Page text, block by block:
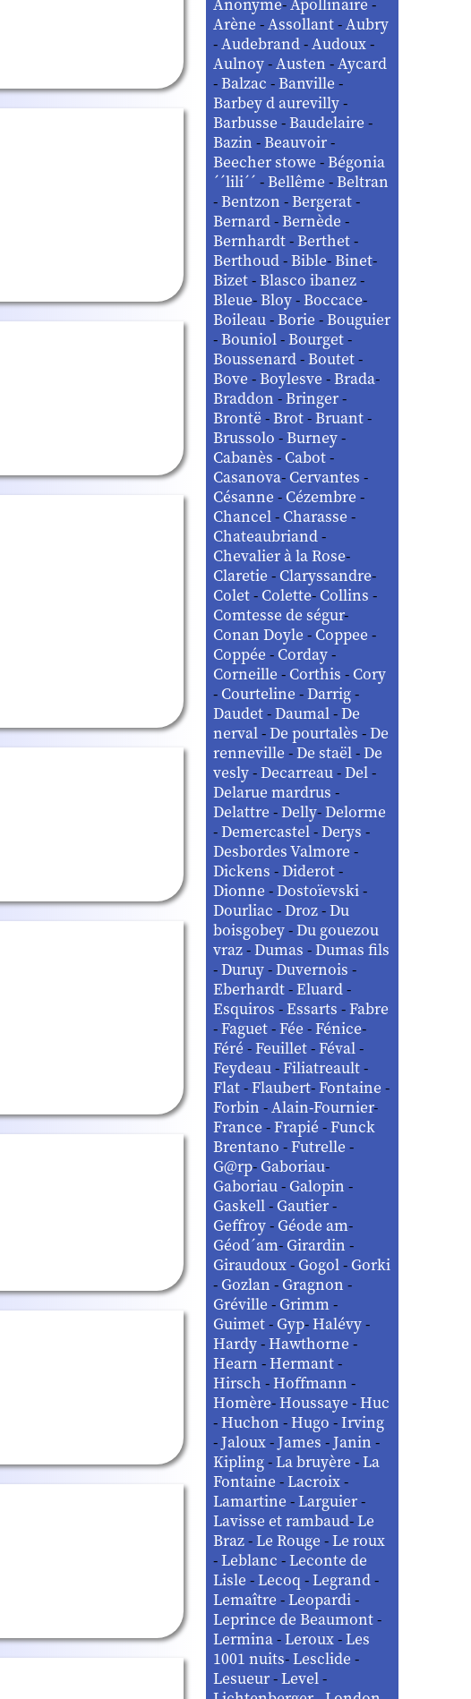
Anonyme-Apollinaire-
Arène-Assollant-Aubry
-Audebrand-Audoux-
Aulnoy-Austen-Aycard
-Balzac-Banville-
Barbey d aurevilly-
Barbusse-Baudelaire-
Bazin-Beauvoir-
Beecher stowe-Bégonia
´´lili´´-Bellême-Beltran
-Bentzon-Bergerat-
Bernard-Bernède-
Bernhardt-Berthet-
Berthoud-Bible-Binet-
Bizet-Blasco ibanez-
Bleue-Bloy-Boccace-
Boileau-Borie-Bouguier
-Bouniol-Bourget-
Boussenard-Boutet-
Bove-Boylesve-Brada-
Braddon-Bringer-
Brontë-Brot-Bruant-
Brussolo-Burney-
Cabanès- Cabot-
Casanova- Cervantes-
Césanne- Cézembre-
Chancel- Charasse-
Chateaubriand-
Chevalier à la Rose-
Claretie- Claryssandre-
Colet- Colette- Collins-
Comtesse de ségur-
Conan Doyle- Coppee-
Coppée- Corday-
Corneille- Corthis- Cory
- Courteline-Darrig-
Daudet-Daumal-De
nerval-De pourtalès-De
renneville-De staël-De
vesly-Decarreau-Del-
Delarue mardrus-
Delattre-Delly-Delorme
-Demercastel-Derys-
Desbordes Valmore-
Dickens-Diderot-
Dionne-Dostoïevski-
Dourliac-Droz-Du
boisgobey-Du gouezou
vraz-Dumas-Dumas fils
-Duruy-Duvernois-
Eberhardt-Eluard-
Esquiros-Essarts-Fabre
-Faguet-Fée-Fénice-
Féré-Feuillet-Féval-
Feydeau-Filiatreault-
Flat-Flaubert-Fontaine-
Forbin-Alain-Fournier-
France-Frapié-Funck
Brentano-Futrelle-
G@rp- Gaboriau-
Gaboriau- Galopin-
Gaskell- Gautier-
Geffroy- Géode am-
Géod´am- Girardin-
Giraudoux- Gogol- Gorki
- Gozlan- Gragnon-
Gréville- Grimm-
Guimet- Gyp-Halévy-
Hardy-Hawthorne-
Hearn-Hermant-
Hirsch-Hoffmann-
Homère-Houssaye-Huc
-Huchon-Hugo-Irving
-Jaloux-James-Janin-
Kipling-La bruyère-La
Fontaine-Lacroix-
Lamartine-Larguier-
Lavisse et rambaud-Le
Braz-Le Rouge-Le roux
-Leblanc-Leconte de
Lisle-Lecoq-Legrand-
Lemaître-Leopardi-
Leprince de Beaumont-
Lermina-Leroux-Les
1001 nuits-Lesclide-
Lesueur-Level-